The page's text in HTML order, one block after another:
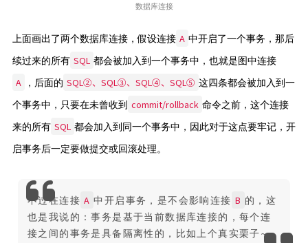
数据库连接
上面画出了两个数据库连接，假设连接 A 中开启了一个事务，那后
续过来的所有 SQL 都会被加入到一个事务中，也就是图中连接
A ，后面的 SQL②、SQL③、SQL④、SQL⑤ 这四条都会被加入到一
个事务中，只要在未曾收到 commit/rollback 命令之前，这个连接
来的所有 SQL 都会加入到同一个事务中，因此对于这点要牢记，开
启事务后一定要做提交或回滚处理。
不过在连接 A 中开启事务，是不会影响连接 B 的，这
也是我说的：事务是基于当前数据库连接的，每个连
接之间的事务是具备隔离性的，比如上个真实栗子~